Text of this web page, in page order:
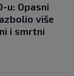
u: Opasni
više
i smrtni